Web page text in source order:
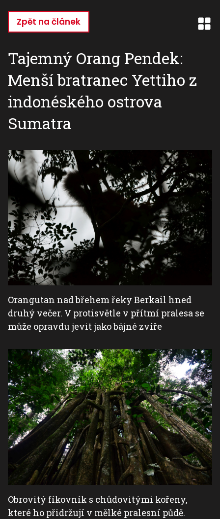
hlavnímu
Zpět na článek
Tajemný Orang Pendek:
Menší bratranec Yettiho z
indonéského ostrova
Sumatra
Orangutan nad břehem řeky Berkail hned
druhý večer. V protisvětle v přítmí pralesa se
může opravdu jevit jako bájné zvíře
Obrovitý fíkovník s chůdovitými kořeny,
které ho přidržují v mělké pralesní půdě.